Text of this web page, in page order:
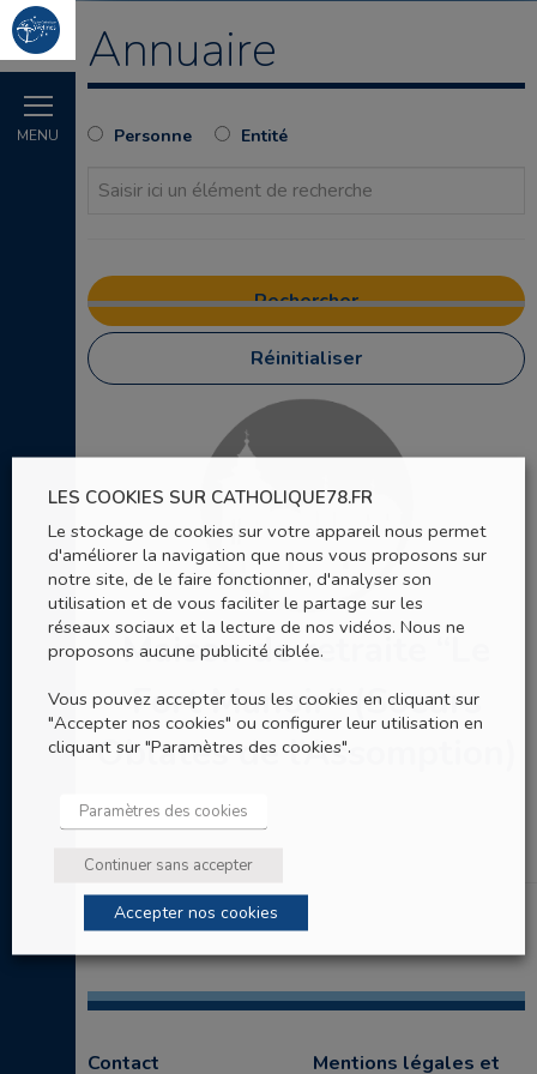
MENU
Annuaire
Personne Entité
Réinitialiser
Maison de retraite “Le
Fort Manoir” (Soeurs
Oblates de l’Assomption)
Contact Mentions légales et
LES COOKIES SUR CATHOLIQUE78.FR
Le stockage de cookies sur votre appareil nous permet
d'améliorer la navigation que nous vous proposons sur
notre site, de le faire fonctionner, d'analyser son
utilisation et de vous faciliter le partage sur les
réseaux sociaux et la lecture de nos vidéos. Nous ne
proposons aucune publicité ciblée.
Vous pouvez accepter tous les cookies en cliquant sur
"Accepter nos cookies" ou configurer leur utilisation en
cliquant sur "Paramètres des cookies".
Paramètres des cookies
Continuer sans accepter
Accepter nos cookies